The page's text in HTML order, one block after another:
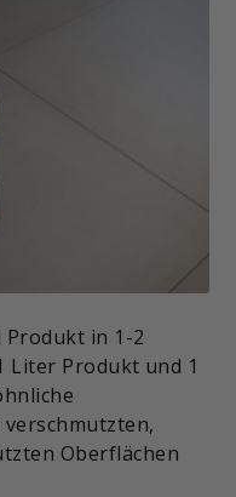
Produkt in 1-2
Liter Produkt und 1
Oberflächen